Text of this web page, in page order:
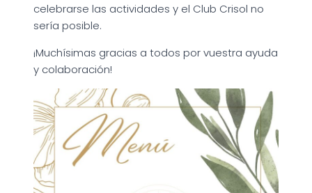
celebrarse las actividades y el Club Crisol no
sería posible.
¡Muchísimas gracias a todos por vuestra ayuda
y colaboración!